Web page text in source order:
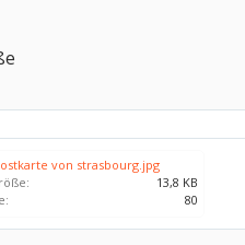
von strasbourg.jpg
13,8 KB
80